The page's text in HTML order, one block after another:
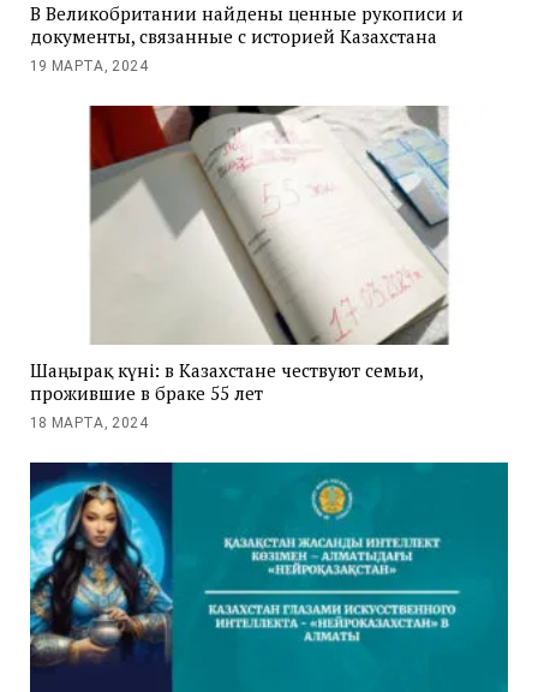
В Великобритании найдены ценные рукописи и
документы, связанные с историей Казахстана
19 МАРТА, 2024
Шаңырақ күні: в Казахстане чествуют семьи,
прожившие в браке 55 лет
18 МАРТА, 2024